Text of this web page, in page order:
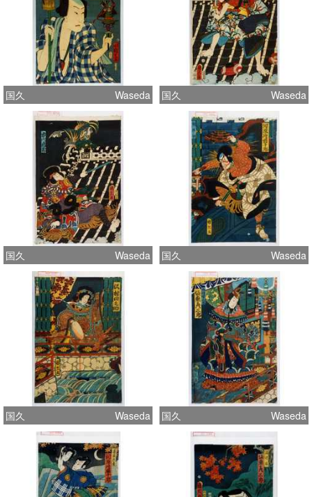
国久 Waseda 国久 Waseda
国久 Waseda 国久 Waseda
国久 Waseda 国久 Waseda